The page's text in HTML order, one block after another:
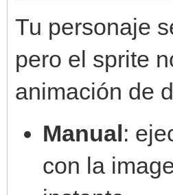
self.y
#obtener
muchos
Tu personaje
pero el sprite
animación de
Manual:
con la